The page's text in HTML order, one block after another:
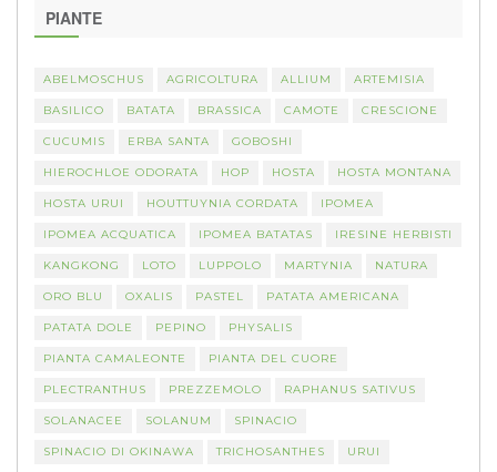
PIANTE
ABELMOSCHUS AGRICOLTURA ALLIUM ARTEMISIA
BASILICO BATATA BRASSICA CAMOTE CRESCIONE
CUCUMIS ERBA SANTA GOBOSHI
HIEROCHLOE ODORATA HOP HOSTA HOSTA MONTANA
HOSTA URUI HOUTTUYNIA CORDATA IPOMEA
IPOMEA ACQUATICA IPOMEA BATATAS IRESINE HERBISTI
KANGKONG LOTO LUPPOLO MARTYNIA NATURA
ORO BLU OXALIS PASTEL PATATA AMERICANA
PATATA DOLE PEPINO PHYSALIS
PIANTA CAMALEONTE PIANTA DEL CUORE
PLECTRANTHUS PREZZEMOLO RAPHANUS SATIVUS
SOLANACEE SOLANUM SPINACIO
SPINACIO DI OKINAWA TRICHOSANTHES URUI